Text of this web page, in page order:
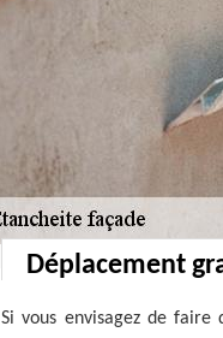
Déplacement
Si vous envisagez de faire